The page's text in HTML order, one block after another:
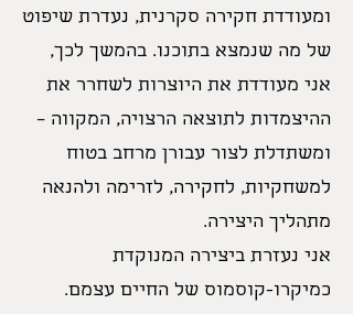
ומעודדת חקירה סקרנית, נעדרת שיפוט
של מה שנמצא בתוכנו. בהמשך לכך,
אני מעודדת את היוצרות לשחרר את
ההיצמדות לתוצאה הרצויה, המקווה –
ומשתדלת לצור עבורן מרחב בטוח
למשחקיות, לחקירה, לזרימה ולהנאה
מתהליך היצירה.
אני נעזרת ביצירה המנוקדת
כמיקרו-קוסמוס של החיים עצמם.